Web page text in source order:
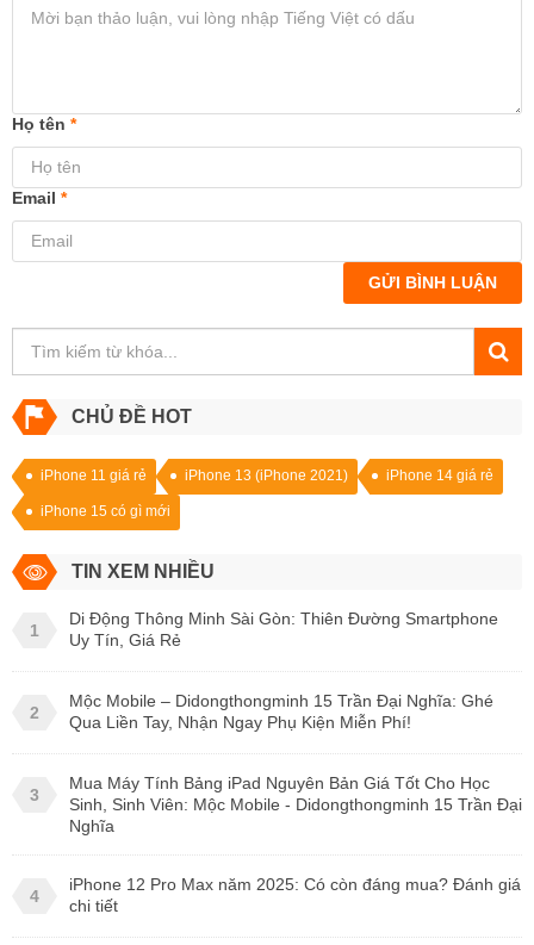
Họ tên *
Email *
GỬI BÌNH LUẬN
CHỦ ĐỀ HOT
iPhone 11 giá rẻ iPhone 13 (iPhone 2021) iPhone 14 giá rẻ
iPhone 15 có gì mới
TIN XEM NHIỀU
1
Di Động Thông Minh Sài Gòn: Thiên Đường Smartphone
Uy Tín, Giá Rẻ
2
Mộc Mobile – Didongthongminh 15 Trần Đại Nghĩa: Ghé
Qua Liền Tay, Nhận Ngay Phụ Kiện Miễn Phí!
3
Mua Máy Tính Bảng iPad Nguyên Bản Giá Tốt Cho Học
Sinh, Sinh Viên: Mộc Mobile - Didongthongminh 15 Trần Đại
Nghĩa
4
iPhone 12 Pro Max năm 2025: Có còn đáng mua? Đánh giá
chi tiết